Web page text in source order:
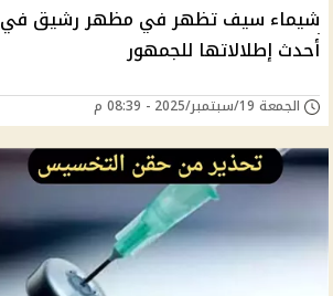
شيماء سيف تظهر في مظهر رشيق في
أحدث إطلالاتها للجمهور
الجمعة 19/سبتمبر/2025 - 08:39 م